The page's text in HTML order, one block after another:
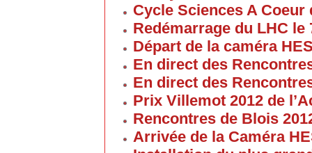
Cycle Sciences A Coeur
Redémarrage du LHC le
Départ de la caméra
En direct des
En direct des
Prix Villemot 2012 de
Rencontres de Blois
Arrivée de la Caméra